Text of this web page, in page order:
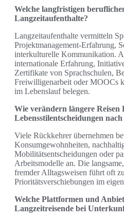
Welche langfristigen
Langzeitaufenthalte?
Langzeitaufenthalte vermitteln
Projektmanagement-Erfahrung,
interkulturelle Kommunikation.
internationale Erfahrung,
Zertifikate von Sprachschulen,
Freiwilligenarbeit oder MOOCs
im Lebenslauf belegen.
Wie verändern längere Reisen
Lebensstilentscheidungen
Viele Rückkehrer übernehmen
Konsumgewohnheiten,
Mobilitätsentscheidungen oder
Arbeitsmodelle an. Die
fremder Alltagsweisen führt oft
Prioritätsverschiebungen im
Welche Plattformen und
Langzeitreisende bei